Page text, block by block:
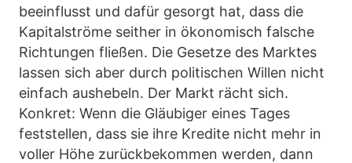
beeinflusst und dafür gesorgt hat, dass die
Kapitalströme seither in ökonomisch falsche
Richtungen fließen. Die Gesetze des Marktes
lassen sich aber durch politischen Willen nicht
einfach aushebeln. Der Markt rächt sich.
Konkret: Wenn die Gläubiger eines Tages
feststellen, dass sie ihre Kredite nicht mehr in
voller Höhe zurückbekommen werden, dann